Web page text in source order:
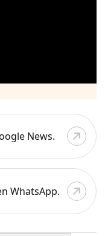
News.
WhatsApp.